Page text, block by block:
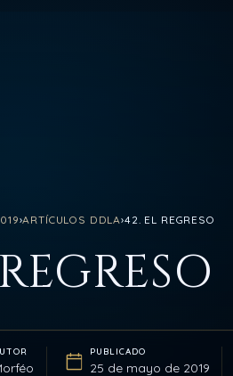
›ARTÍCULOS DDLA›42. EL REGRESO
PUBLICADO
25 de mayo de 2019